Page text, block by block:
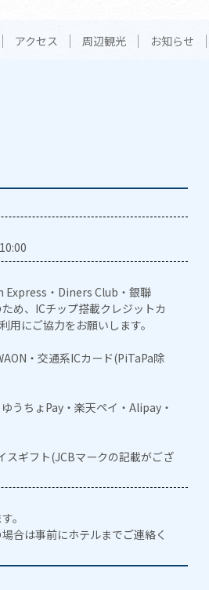
アクセス 周辺観光 お知らせ
Express・Diners Club・銀聯
め、ICチップ搭載クレジットカ
にご協力をお願いします。
・交通系ICカード(PiTaPa除
うちょPay・楽天ペイ・Alipay・
スギフト(JCBマークの記載がござ
。
合は事前にホテルまでご連絡く